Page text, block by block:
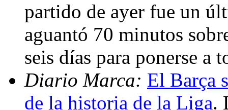
partido de ayer fue un
aguantó 70 minutos
seis días para ponerse
Diario Marca: El Barça
de la historia de la Liga.